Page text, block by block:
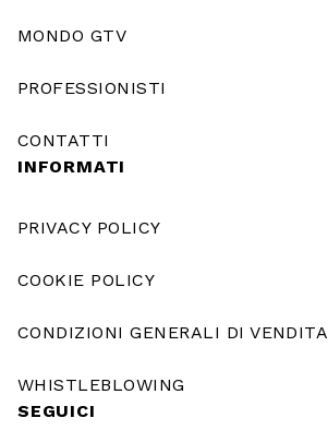
MONDO GTV
PROFESSIONISTI
CONTATTI
INFORMATI
PRIVACY POLICY
COOKIE POLICY
CONDIZIONI GENERALI DI VENDITA
WHISTLEBLOWING
SEGUICI